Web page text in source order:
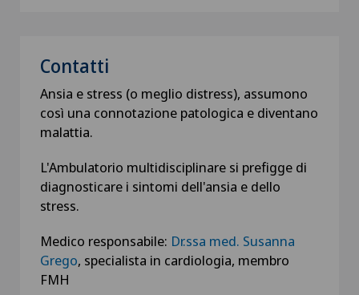
Contatti
Ansia e stress (o meglio distress), assumono
così una connotazione patologica e diventano
malattia.
L'Ambulatorio multidisciplinare si prefigge di
diagnosticare i sintomi dell'ansia e dello
stress.
Medico responsabile: Dr.ssa med. Susanna
Grego, specialista in cardiologia, membro
FMH